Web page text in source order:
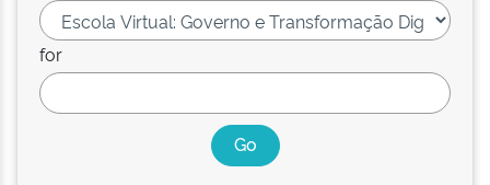
for